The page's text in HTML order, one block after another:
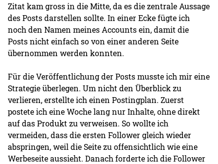
Zitat kam gross in die Mitte, da es die zentrale Aussage
des Posts darstellen sollte. In einer Ecke fügte ich
noch den Namen meines Accounts ein, damit die
Posts nicht einfach so von einer anderen Seite
übernommen werden konnten.
Für die Veröffentlichung der Posts musste ich mir eine
Strategie überlegen. Um nicht den Überblick zu
verlieren, erstellte ich einen Postingplan. Zuerst
postete ich eine Woche lang nur Inhalte, ohne direkt
auf das Produkt zu verweisen. So wollte ich
vermeiden, dass die ersten Follower gleich wieder
abspringen, weil die Seite zu offensichtlich wie eine
Werbeseite aussieht. Danach forderte ich die Follower